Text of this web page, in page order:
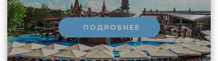
ПОДРОБНЕЕ